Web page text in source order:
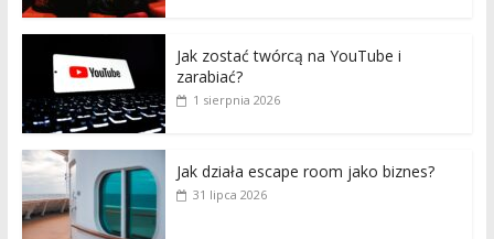
Jak zostać twórcą na YouTube i
zarabiać?
1 sierpnia 2026
Jak działa escape room jako biznes?
31 lipca 2026